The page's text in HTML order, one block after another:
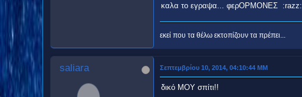
καλα το εγραψα... φερΟΡΜΟΝΕΣ :razz:
εκεί που τα θέλω εκτοπίζουν τα πρέπει...
saliara Σεπτεμβρίου 10, 2014, 04:10:44 ΜΜ
δικό ΜΟΥ σπίτι!!